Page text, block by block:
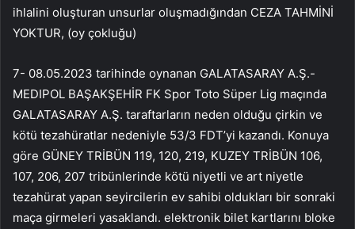
ihlalini oluşturan unsurlar oluşmadığından CEZA TAHMİNİ
YOKTUR, (oy çokluğu)
7- 08.05.2023 tarihinde oynanan GALATASARAY A.Ş.-
MEDIPOL BAŞAKŞEHİR FK Spor Toto Süper Lig maçında
GALATASARAY A.Ş. taraftarların neden olduğu çirkin ve
kötü tezahüratlar nedeniyle 53/3 FDT’yi kazandı. Konuya
göre GÜNEY TRİBÜN 119, 120, 219, KUZEY TRİBÜN 106,
107, 206, 207 tribünlerinde kötü niyetli ve art niyetle
tezahürat yapan seyircilerin ev sahibi oldukları bir sonraki
maça girmeleri yasaklandı. elektronik bilet kartlarını bloke